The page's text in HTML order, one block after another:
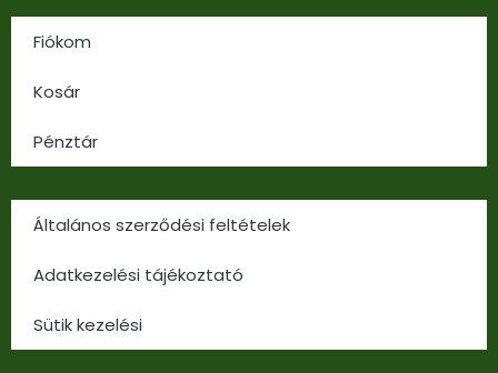
Fiókom
Kosár
Pénztár
Általános szerződési feltételek
Adatkezelési tájékoztató
Sütik kezelési